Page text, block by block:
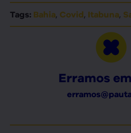
Tags: Bahia, Covid, Itabuna,
Erramos